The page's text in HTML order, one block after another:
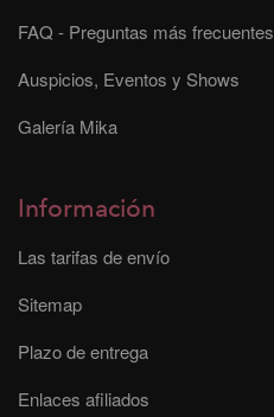
FAQ - Preguntas más frecuentes
Auspicios, Eventos y Shows
Galería Mika
Información
Las tarifas de envío
Sitemap
Plazo de entrega
Enlaces afiliados